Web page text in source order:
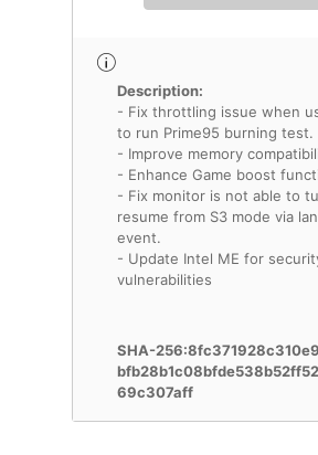
Description:
- Fix throttling issue when
to run Prime95 burning test.
- Improve memory
- Enhance Game boost
- Fix monitor is not able to
resume from S3 mode via
event.
- Update Intel ME for
vulnerabilities
SHA-
69c307aff